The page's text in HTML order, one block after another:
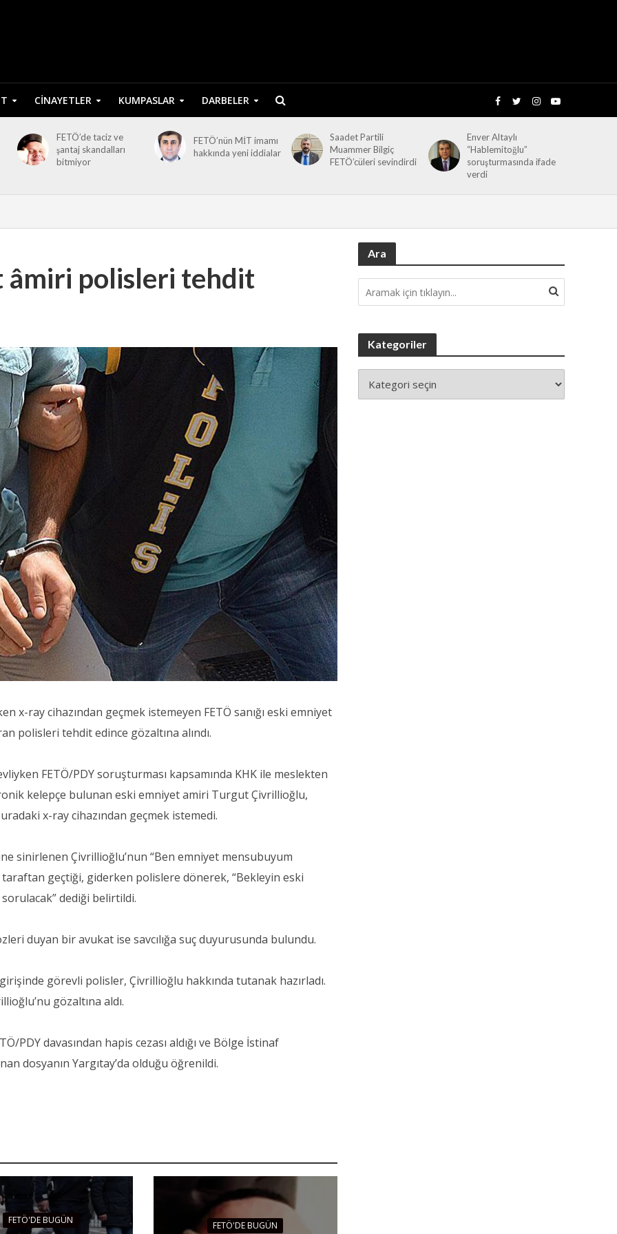
CINAYETLER KUMPASLAR DARBELER
FETÖ’de taciz ve
şantaj skandalları
bitmiyor
FETÖ’nün MİT imamı
hakkında yeni iddialar
Saadet Partili
Muammer Bilgiç
FETÖ’cüleri sevindirdi
Enver Altaylı
“Hablemitoğlu”
soruşturmasında ifade
verdi
âmiri polisleri tehdit
x-ray cihazından geçmek istemeyen FETÖ sanığı eski emniyet
polisleri tehdit edince gözaltına alındı.
FETÖ/PDY soruşturması kapsamında KHK ile meslekten
kelepçe bulunan eski emniyet amiri Turgut Çivrillioğlu,
x-ray cihazından geçmek istemedi.
sinirlenen Çivrillioğlu’nun “Ben emniyet mensubuyum
taraftan geçtiği, giderken polislere dönerek, “Bekleyin eski
dediği belirtildi.
duyan bir avukat ise savcılığa suç duyurusunda bulundu.
görevli polisler, Çivrillioğlu hakkında tutanak hazırladı.
gözaltına aldı.
PDY davasından hapis cezası aldığı ve Bölge İstinaf
dosyanın Yargıtay’da olduğu öğrenildi.
FETÖ'DE BUGÜN FETÖ'DE BUGÜN
Ara
Kategoriler